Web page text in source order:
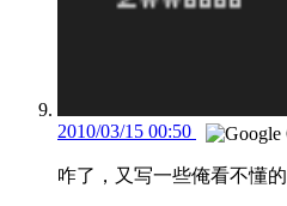
2010/03/15 00:50
咋了，又写一些俺看不懂的